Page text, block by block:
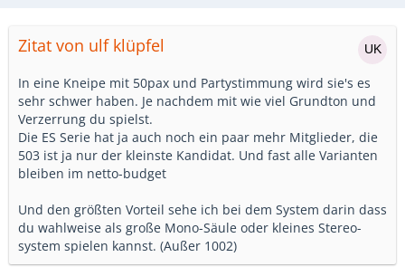
Zitat von ulf klüpfel
In eine Kneipe mit 50pax und Partystimmung wird sie's es
sehr schwer haben. Je nachdem mit wie viel Grundton und
Verzerrung du spielst.
Die ES Serie hat ja auch noch ein paar mehr Mitglieder, die
503 ist ja nur der kleinste Kandidat. Und fast alle Varianten
bleiben im netto-budget
Und den größten Vorteil sehe ich bei dem System darin dass
du wahlweise als große Mono-Säule oder kleines Stereo-
system spielen kannst. (Außer 1002)